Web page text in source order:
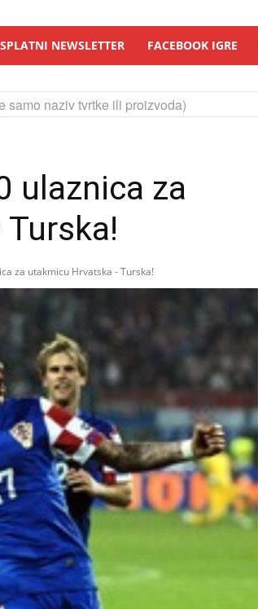
NEWSLETTER FACEBOOK IGRE
samo naziv tvrtke ili proizvoda)
ulaznica za
za utakmicu Hrvatska - Turska!